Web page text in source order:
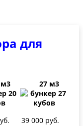
для
27 м3
39 000 руб.